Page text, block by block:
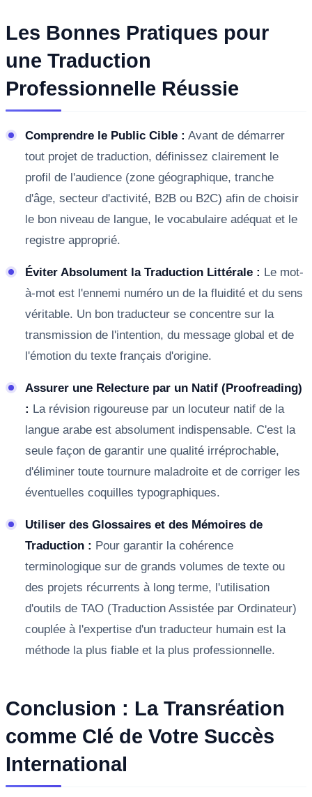
Les Bonnes Pratiques pour
une Traduction
Professionnelle Réussie
Comprendre le Public Cible : Avant de démarrer
tout projet de traduction, définissez clairement le
profil de l'audience (zone géographique, tranche
d'âge, secteur d'activité, B2B ou B2C) afin de choisir
le bon niveau de langue, le vocabulaire adéquat et le
registre approprié.
Éviter Absolument la Traduction Littérale : Le mot-
à-mot est l'ennemi numéro un de la fluidité et du sens
véritable. Un bon traducteur se concentre sur la
transmission de l'intention, du message global et de
l'émotion du texte français d'origine.
Assurer une Relecture par un Natif (Proofreading)
: La révision rigoureuse par un locuteur natif de la
langue arabe est absolument indispensable. C'est la
seule façon de garantir une qualité irréprochable,
d'éliminer toute tournure maladroite et de corriger les
éventuelles coquilles typographiques.
Utiliser des Glossaires et des Mémoires de
Traduction : Pour garantir la cohérence
terminologique sur de grands volumes de texte ou
des projets récurrents à long terme, l'utilisation
d'outils de TAO (Traduction Assistée par Ordinateur)
couplée à l'expertise d'un traducteur humain est la
méthode la plus fiable et la plus professionnelle.
Conclusion : La Transréation
comme Clé de Votre Succès
International